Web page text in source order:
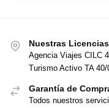
Nuestras
Agencia Viajes CILC
Turismo Activo TA 40/
Garantía de
Todos nuestros